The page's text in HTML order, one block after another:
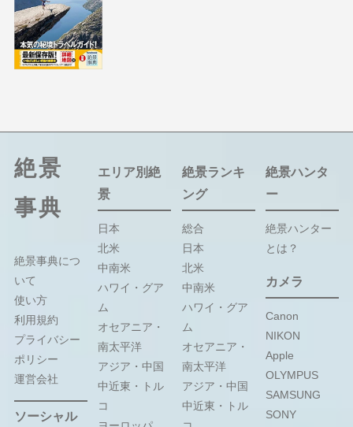
絶景
事典
絶景事典につ
いて
使い方
利用規約
プライバシー
ポリシー
運営会社
ソーシャル
エリア別絶
景
日本
北米
中南米
ハワイ・グア
ム
オセアニア・
南太平洋
アジア・中国
中近東・トル
コ
絶景ランキ
ング
総合
日本
北米
中南米
ハワイ・グア
ム
オセアニア・
南太平洋
アジア・中国
中近東・トル
絶景ハンタ
ー
絶景ハンター
とは？
カメラ
Canon
NIKON
Apple
OLYMPUS
SAMSUNG
SONY